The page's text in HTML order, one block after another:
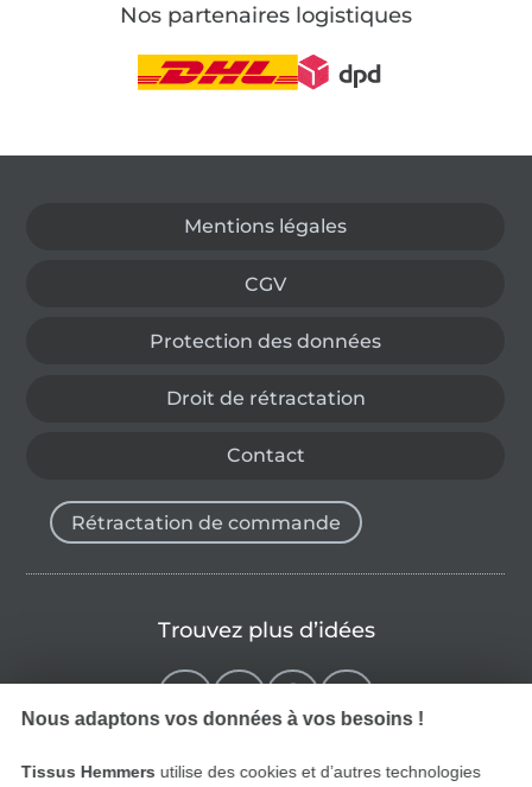
Nos partenaires logistiques
Mentions légales
CGV
Protection des données
Droit de rétractation
Contact
Rétractation de commande
Trouvez plus d’idées
Nous adaptons vos données à vos besoins !
Tissus Hemmers utilise des cookies et d’autres technologies